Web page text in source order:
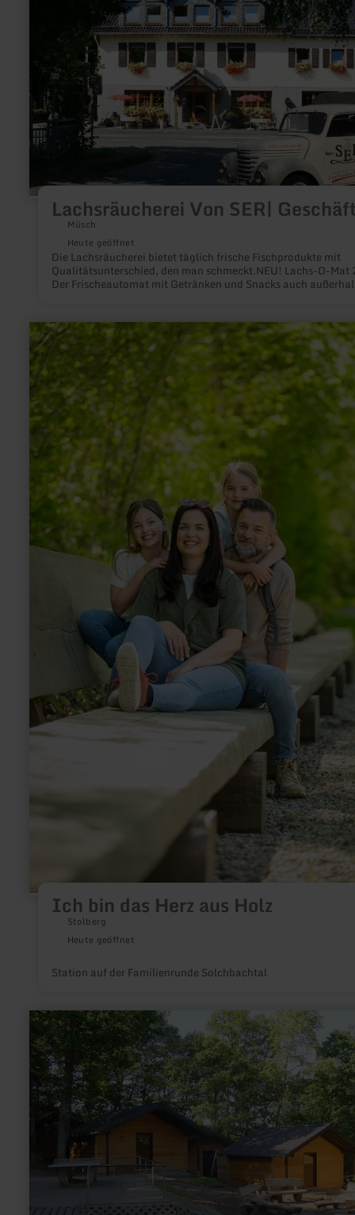
Lachsräucherei Von SER|
Müsch
Heute geöffnet
Die Lachsräucherei bietet täglich frische Fischprodukte mit
Qualitätsunterschied, den man schmeckt.NEU! Lachs-O-Mat
Der Frischeautomat mit Getränken und Snacks auch
Ich bin das Herz aus Holz
Stolberg
Heute geöffnet
Station auf der Familienrunde Solchbachtal
mehr
erfahren
zu:
bin
Herz
aus
mehr
erfahren
zu:
Wald-
Jugendcamp
Stadtkyll